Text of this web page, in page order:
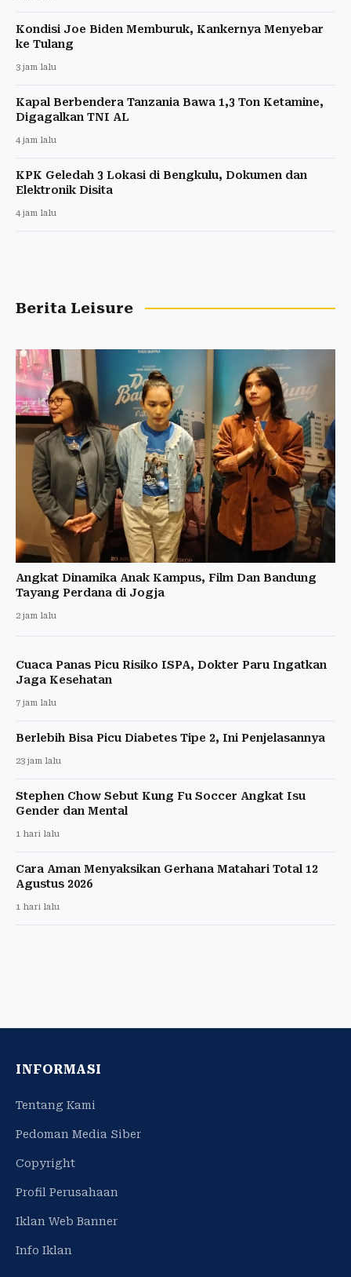
Kondisi Joe Biden Memburuk, Kankernya Menyebar
ke Tulang
3 jam lalu
Kapal Berbendera Tanzania Bawa 1,3 Ton Ketamine,
Digagalkan TNI AL
4 jam lalu
KPK Geledah 3 Lokasi di Bengkulu, Dokumen dan
Elektronik Disita
4 jam lalu
Berita Leisure
Angkat Dinamika Anak Kampus, Film Dan Bandung
Tayang Perdana di Jogja
2 jam lalu
Cuaca Panas Picu Risiko ISPA, Dokter Paru Ingatkan
Jaga Kesehatan
7 jam lalu
Berlebih Bisa Picu Diabetes Tipe 2, Ini Penjelasannya
23 jam lalu
Stephen Chow Sebut Kung Fu Soccer Angkat Isu
Gender dan Mental
1 hari lalu
Cara Aman Menyaksikan Gerhana Matahari Total 12
Agustus 2026
1 hari lalu
INFORMASI
Tentang Kami
Pedoman Media Siber
Copyright
Profil Perusahaan
Iklan Web Banner
Info Iklan